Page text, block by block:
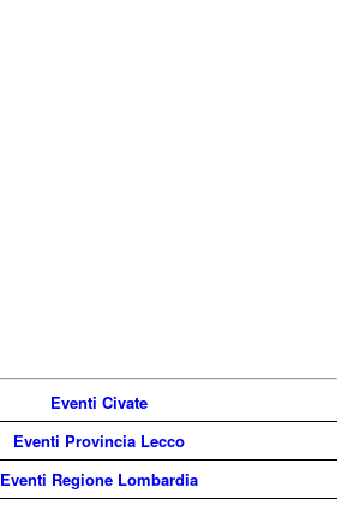
Eventi Civate
Eventi Provincia Lecco
Eventi Regione Lombardia